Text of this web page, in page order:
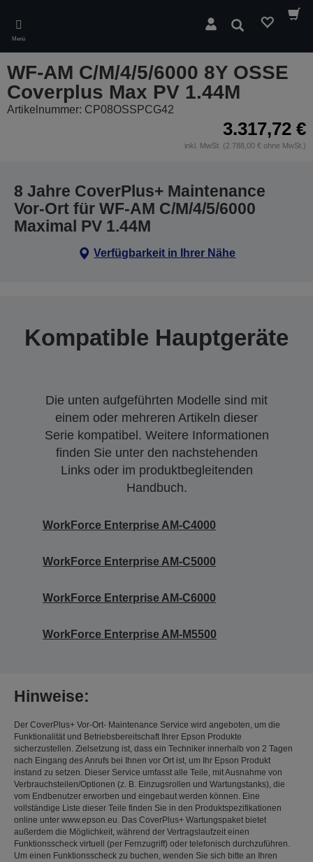
main
content
Menü
Suchen
WF-AM C/M/4/5/6000 8Y OSSE
Coverplus Max PV 1.44M
Artikelnummer: CP08OSSPCG42
3.317,72 €
inkl. MwSt. (2.788,00 € ohne MwSt.)
8 Jahre CoverPlus+ Maintenance
Vor-Ort für WF-AM C/M/4/5/6000
Maximal PV 1.44M
Verfügbarkeit in Ihrer Nähe
Kompatible Hauptgeräte
Die unten aufgeführten Modelle sind mit
einem oder mehreren Artikeln dieser
Serie kompatibel. Weitere Informationen
finden Sie unter den nachstehenden
Links oder im produktbegleitenden
Handbuch.
WorkForce Enterprise AM-C4000
WorkForce Enterprise AM-C5000
WorkForce Enterprise AM-C6000
WorkForce Enterprise AM-M5500
Hinweise:
Der CoverPlus+ Vor-Ort- Maintenance Service wird angeboten, um die
Funktionalität und Betriebsbereitschaft Ihrer Epson Produkte
sicherzustellen. Zielsetzung ist, dass ein Techniker innerhalb von 2 Tagen
nach Eingang des Anrufs bei Ihnen vor Ort ist, um Ihr Epson Produkt
instand zu setzen. Dieser Service umfasst alle Teile, mit Ausnahme von
Verbrauchsteilen/Optionen (z. B. Einzugsrollen und Wartungstanks), die
vom Endbenutzer erworben und eingebaut werden können. Eine
vollständige Liste dieser Teile finden Sie in den Produktspezifikationen
online unter www.epson.eu. Das CoverPlus+ Wartungspaket bietet
außerdem die Möglichkeit, während der Vertragslaufzeit einen
Funktionsscheck virtuell (per Fernzugriff) oder telefonisch durchzuführen.
Um einen Funktionsscheck zu buchen, wenden Sie sich bitte an Ihren